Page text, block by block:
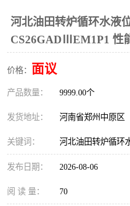
河北油田转炉循环水液
CS26GADⅢEM1P1 性
价格： 面议
产品数量： 9999.00个
发货地址： 河南省郑州中原区
关键词： 河北油田转炉循环
发布日期： 2026-08-06
阅 读 量： 70